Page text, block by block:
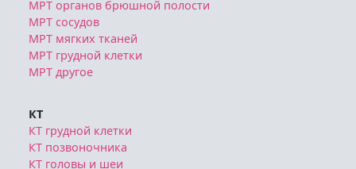
МРТ органов брюшной полости
МРТ сосудов
МРТ мягких тканей
МРТ грудной клетки
МРТ другое
КТ
КТ грудной клетки
КТ позвоночника
КТ головы и шеи